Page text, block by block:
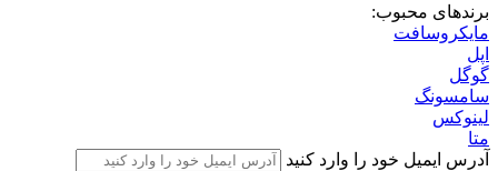
برندهای محبوب:
مایکروسافت
اپل
گوگل
سامسونگ
لینوکس
متا
آدرس ایمیل خود را وارد کنید